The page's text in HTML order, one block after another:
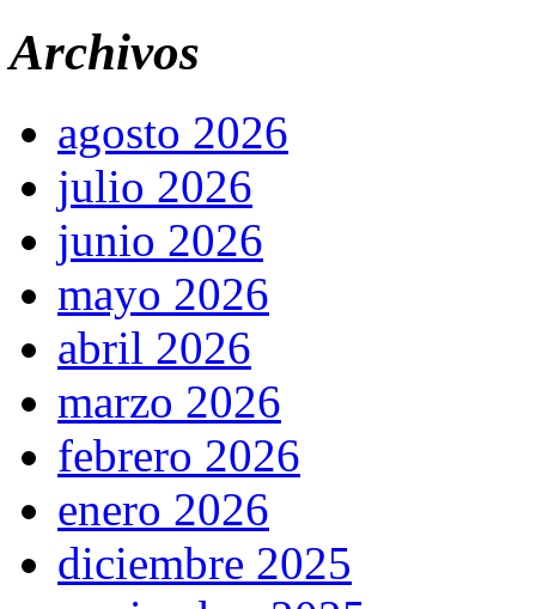
Archivos
agosto 2026
julio 2026
junio 2026
mayo 2026
abril 2026
marzo 2026
febrero 2026
enero 2026
diciembre 2025